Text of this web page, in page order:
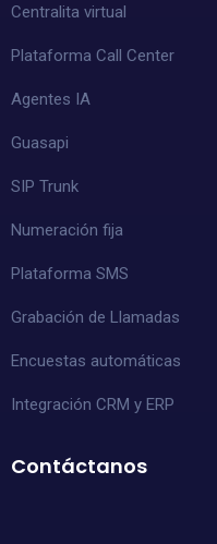
Centralita virtual
Plataforma Call Center
Agentes IA
Guasapi
SIP Trunk
Numeración fija
Plataforma SMS
Grabación de Llamadas
Encuestas automáticas
Integración CRM y ERP
Contáctanos